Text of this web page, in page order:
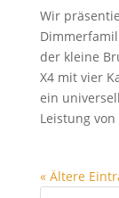
Wir
der kleine
X4 mit vier
ein
Leistung von
« Ältere